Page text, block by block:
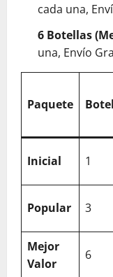
cada una,
6 Botellas
una, Envío
Paquete
Inicial 1
Popular 3
Mejor
Valor
6